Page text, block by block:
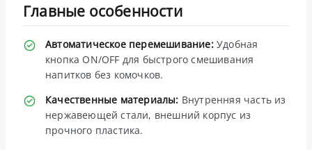
Главные особенности
Автоматическое перемешивание:Удобная
кнопка ON/OFF для быстрого смешивания
напитков без комочков.
Качественные материалы: Внутренняя часть из
нержавеющей стали, внешний корпус из
прочного пластика.